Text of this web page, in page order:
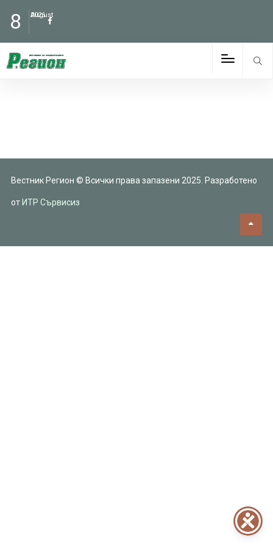
8 August
2026
Вестник Регион © Всички права запазени 2025. Разработено
от ИТР Сървисиз